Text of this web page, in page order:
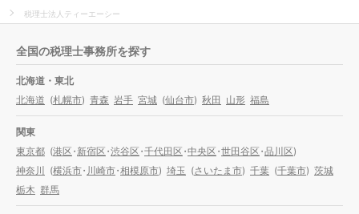
税理士法人ティーエーシー
全国の税理士事務所を探す
北海道・東北
北海道 (札幌市) 青森 岩手 宮城 (仙台市) 秋田 山形 福島
関東
東京都 (港区・新宿区・渋谷区・千代田区・中央区・世田谷区・品川区)
神奈川 (横浜市・川崎市・相模原市) 埼玉 (さいたま市) 千葉 (千葉市) 茨城
栃木 群馬